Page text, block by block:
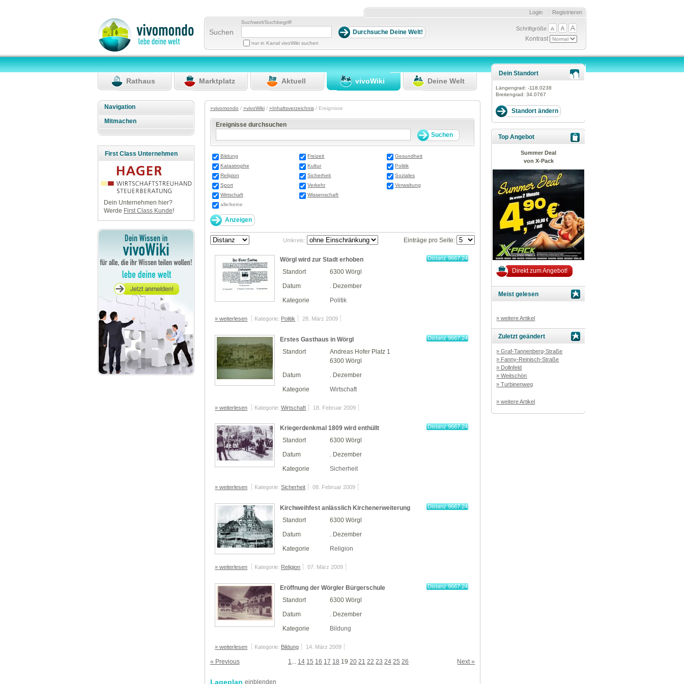
Registrieren
Login
Suchen
Suchwort/Suchbegriff
nur in Kanal vivoWiki suchen
Schriftgröße
Kontrast
Rathaus Marktplatz Aktuell vivoWiki Deine Welt
Navigation
Mitmachen
First Class Unternehmen
Dein Unternehmen hier?
Werde First Class Kunde!
»vivomondo / »vivoWiki/ »Inhaltsverzeichnis/ Ereignisse
Ereignisse durchsuchen
Bildung Freizeit
Gesundheit
Katastrophe
Kultur
Politik
Religion
Sicherheit
Soziales
Sport
Verkehr
Verwaltung
Wirtschaft
Wissenschaft
alle/keine
Umkreis: Einträge pro Seite:
Wörgl wird zur Stadt erhoben
Distanz 9667.24
Standort
6300 Wörgl
Datum
. Dezember
Kategorie
Politik
» weiterlesen Kategorie: Politik 28. März 2009
Erstes Gasthaus in Wörgl
Distanz 9667.24
Standort
Andreas Hofer Platz 1
6300 Wörgl
Datum
. Dezember
Kategorie
Wirtschaft
» weiterlesen Kategorie:Wirtschaft 18. Februar 2009
Kriegerdenkmal 1809 wird enthüllt
Distanz 9667.24
Standort
6300 Wörgl
Datum
. Dezember
Kategorie
Sicherheit
» weiterlesen Kategorie:Sicherheit 08. Februar 2009
Kirchweihfest anlässlich Kirchenerweiterung
Distanz 9667.24
Standort
6300 Wörgl
Datum
. Dezember
Kategorie
Religion
» weiterlesen Kategorie: Religion 07. März 2009
Eröffnung der Wörgler Bürgerschule
Distanz 9667.24
Standort
6300 Wörgl
Datum
. Dezember
Kategorie
Bildung
» weiterlesen Kategorie: Bildung 14. März 2009
« Previous Next »
1... 14 15 16 17 18 19 20 21 22 23 24 25 26
Lageplan einblenden
Dein Standort
Längengrad: -118.0238
Breitengrad: 34.0767
Top Angebot
Summer Deal
von X-Pack
Direkt zum Angebot!
Meist gelesen
» weitere Artikel
Zuletzt geändert
» Graf-Tannenberg-Straße
» Fanny-Reinisch-Straße
» Dollnfeld
» Weitschön
» Turbinenweg
» weitere Artikel